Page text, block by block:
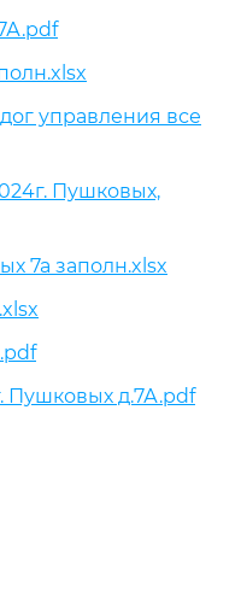
управления все
Пушковых,
7а заполн.xlsx
Пушковых д.7А.pdf